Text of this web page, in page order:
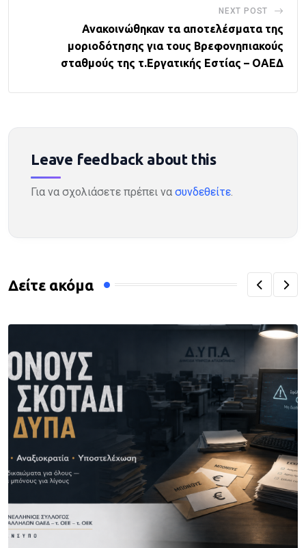
NEXT POST
Ανακοινώθηκαν τα αποτελέσματα της
μοριοδότησης για τους Βρεφονηπιακούς
σταθμούς της τ.Εργατικής Εστίας – ΟΑΕΔ
Leave feedback about this
Για να σχολιάσετε πρέπει να συνδεθείτε.
Δείτε ακόμα